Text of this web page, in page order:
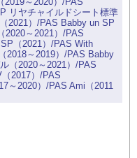
リヤチャイルドシート標準
2021）/PAS Babby un SP
2020～2021）/PAS
（2021）/PAS With
2018～2019）/PAS Babby
（2020～2021）/PAS
2017）/PAS
～2020）/PAS Ami（2011